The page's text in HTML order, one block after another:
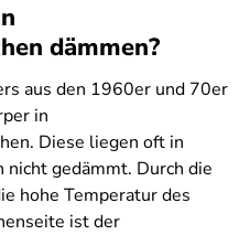
dämmen?
aus den 1960er und 70er
in
Diese liegen oft in
gedämmt. Durch die
hohe Temperatur des
ist der